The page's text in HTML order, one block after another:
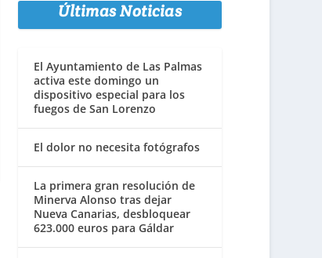
Últimas Noticias
El Ayuntamiento de Las Palmas
activa este domingo un
dispositivo especial para los
fuegos de San Lorenzo
El dolor no necesita fotógrafos
La primera gran resolución de
Minerva Alonso tras dejar
Nueva Canarias, desbloquear
623.000 euros para Gáldar